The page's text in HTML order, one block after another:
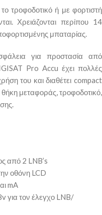
τροφοδοτικό ή με φορτιστή
Χρειάζονται περίπου 14
μπαταρίας.
για προστασία από
Pro Accu έχει πολλές
του και διαθέτει compact
μεταφοράς, τροφοδοτικό,
από 2 LNB’s
οθόνη LCD
mA
για τον έλεγχο LNB/